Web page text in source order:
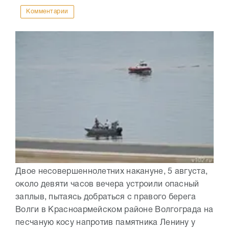
Комментарии
Двое несовершеннолетних накануне, 5 августа,
около девяти часов вечера устроили опасный
заплыв, пытаясь добраться с правого берега
Волги в Красноармейском районе Волгограда на
песчаную косу напротив памятника Ленину у